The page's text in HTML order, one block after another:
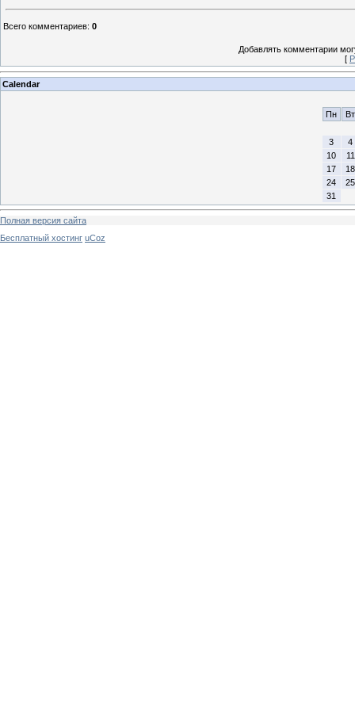
Всего комментариев: 0
Добавлять комментарии
[
Calendar
Пн Вт
3
4
10
11
17
18
24
25
31
Полная версия сайта
Бесплатный хостинг uCoz